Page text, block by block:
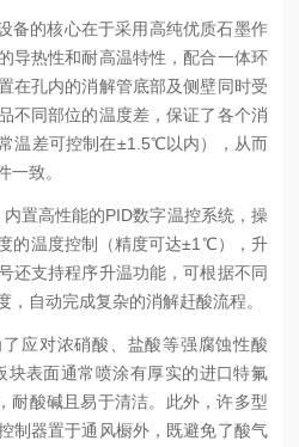
的核心在于采用高纯优质石墨作
导热性和耐高温特性，配合一体环
在孔内的消解管底部及侧壁同时受
不同部位的温度差，保证了各个消
温差可控制在±1.5℃以内），从而
一致。
置高性能的PID数字温控系统，操
的温度控制（精度可达±1℃），升
还支持程序升温功能，可根据不同
自动完成复杂的消解赶酸流程。
对浓硝酸、盐酸等强腐蚀性酸
块表面通常喷涂有厚实的进口特氟
耐酸碱且易于清洁。此外，许多型
制器置于通风橱外，既避免了酸气